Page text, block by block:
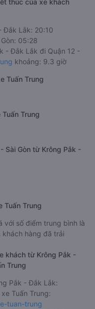
thúc của xe khách
Đắk Lắk: 20:10
05:28
- Đắk Lắk đi Quận 12 -
khoảng: 9.3 giờ
Tuấn Trung
Trung
Sài Gòn từ Krông Pắk -
Tuấn Trung
với số điểm trung bình là
hàng đã trải
khách từ Krông Pắk -
Trung
Pắk - Đắk Lắk:
Tuấn Trung:
tuan-trung